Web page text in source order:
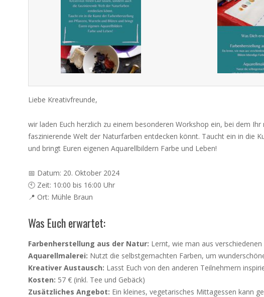
Liebe Kreativfreunde,
wir laden Euch herzlich zu einem besonderen Workshop ein, bei dem
faszinierende Welt der Naturfarben entdecken könnt. Taucht ein in die
und bringt Euren eigenen Aquarellbildern Farbe und Leben!
📅 Datum: 20. Oktober 2024
🕙 Zeit: 10:00 bis 16:00 Uhr
📍 Ort: Mühle Braun
Was Euch erwartet:
Farbenherstellung aus der Natur: Lernt, wie man aus
Aquarellmalerei: Nutzt die selbstgemachten Farben, um
Kreativer Austausch: Lasst Euch von den anderen Teilnehmern
Kosten: 57 € (inkl. Tee und Gebäck)
Zusätzliches Angebot: Ein kleines, vegetarisches Mittagessen kann